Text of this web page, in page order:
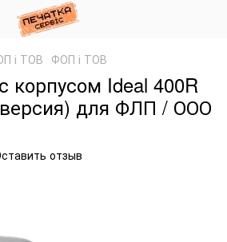
і ТОВ ФОП і ТОВ
корпусом Ideal 400R
для ФЛП / ООО
отзыв